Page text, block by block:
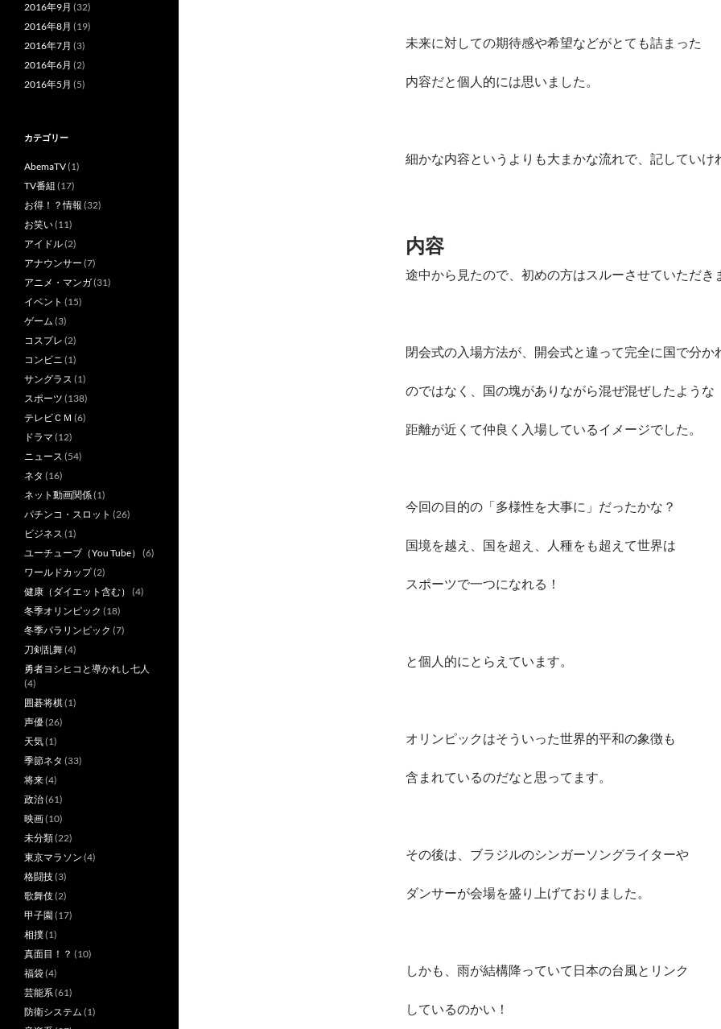
未来に対しての期待感や希望などがとても詰まった
内容だと個人的には思いました。
細かな内容というよりも大まかな流れで、記していけ
内容
途中から見たので、初めの方はスルーさせていただき
閉会式の入場方法が、開会式と違って完全に国で分か
のではなく、国の塊がありながら混ぜ混ぜしたような
距離が近くて仲良く入場しているイメージでした。
今回の目的の「多様性を大事に」だったかな？
国境を越え、国を超え、人種をも超えて世界は
スポーツで一つになれる！
と個人的にとらえています。
オリンピックはそういった世界的平和の象徴も
含まれているのだなと思ってます。
その後は、ブラジルのシンガーソングライターや
ダンサーが会場を盛り上げておりました。
しかも、雨が結構降っていて日本の台風とリンク
しているのかい！
2016年9月 (32)
2016年8月 (19)
2016年7月 (3)
2016年6月 (2)
2016年5月 (5)
カテゴリー
AbemaTV(1)
TV番組 (17)
お得！？情報 (32)
お笑い(11)
アイドル(2)
アナウンサー (7)
アニメ・マンガ(31)
イベント (15)
ゲーム (3)
コスプレ (2)
コンビニ (1)
サングラス (1)
スポーツ (138)
テレビＣＭ (6)
ドラマ (12)
ニュース (54)
ネタ (16)
ネット動画関係(1)
パチンコ・スロット (26)
ビジネス (1)
ユーチューブ（You Tube） (6)
ワールドカップ(2)
健康（ダイエット含む） (4)
冬季オリンピック (18)
冬季パラリンピック (7)
刀剣乱舞(4)
勇者ヨシヒコと導かれし七人
(4)
囲碁将棋(1)
声優(26)
天気(1)
季節ネタ (33)
将来(4)
政治(61)
映画(10)
未分類(22)
東京マラソン (4)
格闘技(3)
歌舞伎(2)
甲子園 (17)
相撲(1)
真面目！？ (10)
福袋(4)
芸能系(61)
防衛システム (1)